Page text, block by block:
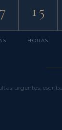
15
HORAS
urgentes,